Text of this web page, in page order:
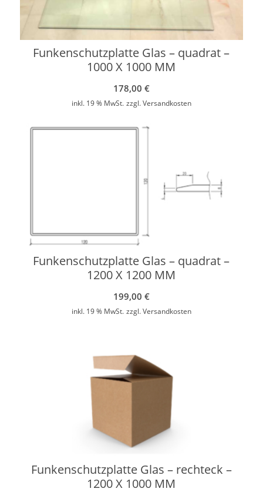
Funkenschutzplatte Glas – quadrat –
1000 X 1000 MM
178,00 €
inkl. 19 % MwSt. zzgl.Versandkosten
Funkenschutzplatte Glas – quadrat –
1200 X 1200 MM
199,00 €
inkl. 19 % MwSt. zzgl.Versandkosten
Funkenschutzplatte Glas – rechteck –
1200 X 1000 MM